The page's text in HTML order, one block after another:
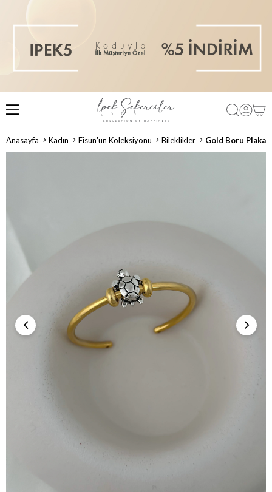
Anasayfa Kadın Fisun'un Koleksiyonu Bileklikler